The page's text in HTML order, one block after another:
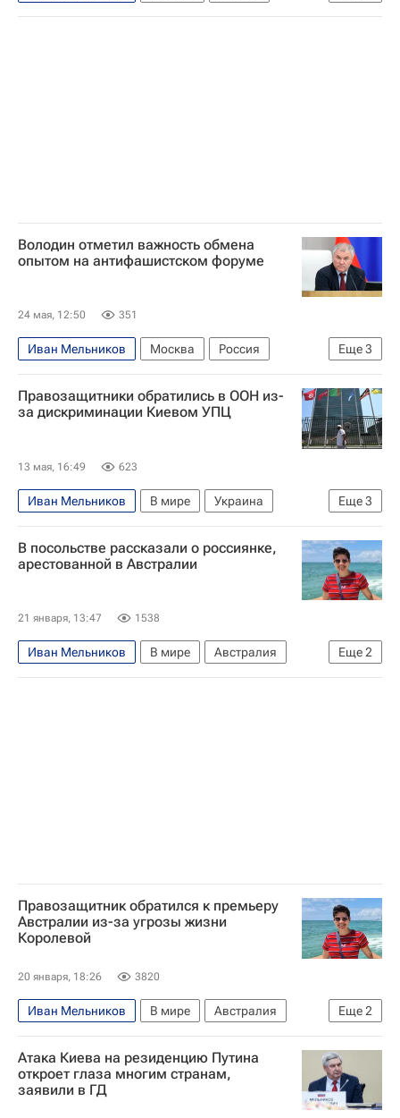
Геннадий Зюганов
Госдума РФ
Володин отметил важность обмена
опытом на антифашистском форуме
24 мая, 12:50 351
Еще3
Иван Мельников Москва
Россия
Вячеслав Володин
Владимир Путин
Госдума РФ
Правозащитники обратились в ООН из-
за дискриминации Киевом УПЦ
13 мая, 16:49 623
Еще3
Иван Мельников В мире
Украина
Антониу Гуттереш
ООН
Украинская православная церковь
В посольстве рассказали о россиянке,
арестованной в Австралии
21 января, 13:47 1538
Еще2
Иван Мельников В мире
Австралия
Россия
Энтони Альбанезе
Правозащитник обратился к премьеру
Австралии из-за угрозы жизни
Королевой
20 января, 18:26 3820
Еще2
Иван Мельников В мире
Австралия
Россия
Квинсленд
Атака Киева на резиденцию Путина
откроет глаза многим странам,
заявили в ГД